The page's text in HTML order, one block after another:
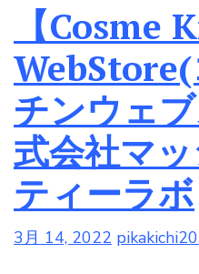
【Cosme
チンウェ
式会社マ
ティーラボ
3月 14, 2022